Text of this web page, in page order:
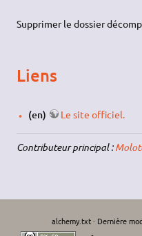
Supprimer le dossier
Liens
(en) Le site officiel.
Contributeur principal :
alchemy.txt· Dernière